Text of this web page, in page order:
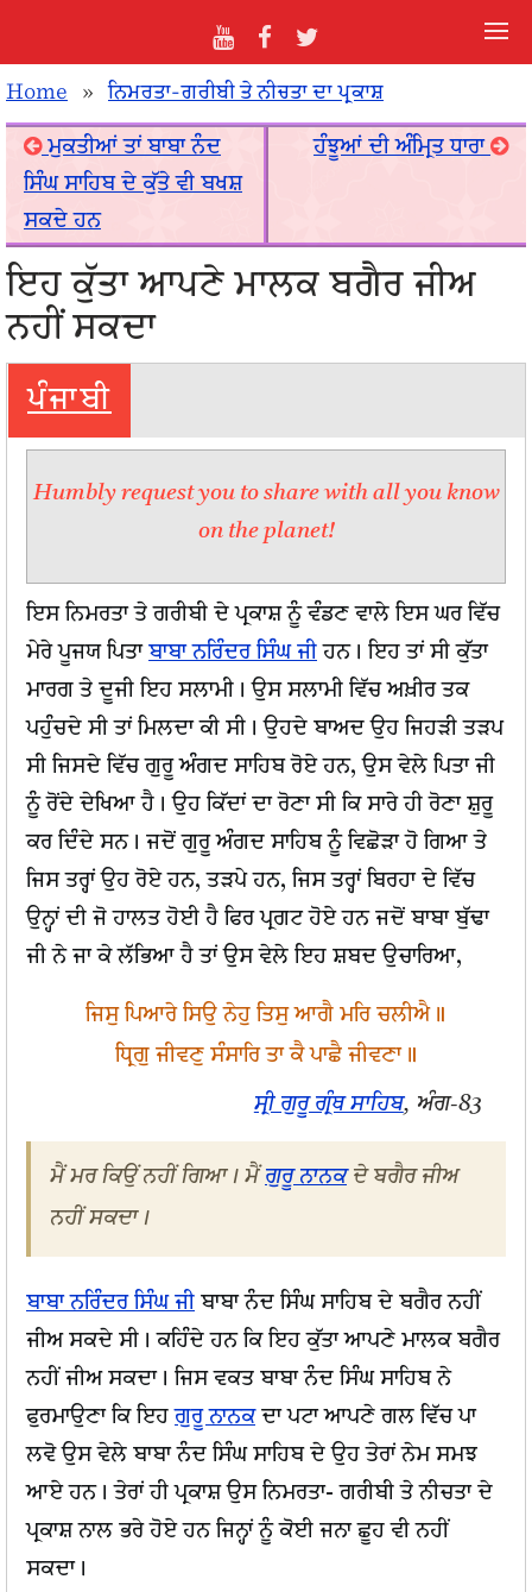
Home »ਨਿਮਰਤਾ-ਗਰੀਬੀ ਤੇ ਨੀਚਤਾ ਦਾ ਪ੍ਰਕਾਸ਼
ਮੁਕਤੀਆਂ ਤਾਂ ਬਾਬਾ ਨੰਦ
ਸਿੰਘ ਸਾਹਿਬ ਦੇ ਕੁੱਤੇ ਵੀ ਬਖਸ਼
ਸਕਦੇ ਹਨ
ਹੰਝੂਆਂ ਦੀ ਅੰਮ੍ਰਿਤ ਧਾਰਾ
ਇਹ ਕੁੱਤਾ ਆਪਣੇ ਮਾਲਕ ਬਗੈਰ ਜੀਅ
ਨਹੀਂ ਸਕਦਾ
ਪੰਜਾਬੀ
Humbly request you to share with all you know
on the planet!
ਇਸ ਨਿਮਰਤਾ ਤੇ ਗਰੀਬੀ ਦੇ ਪ੍ਰਕਾਸ਼ ਨੂੰ ਵੰਡਣ ਵਾਲੇ ਇਸ ਘਰ ਵਿੱਚ
ਮੇਰੇ ਪੂਜਯ ਪਿਤਾ ਬਾਬਾ ਨਰਿੰਦਰ ਸਿੰਘ ਜੀ ਹਨ। ਇਹ ਤਾਂ ਸੀ ਕੁੱਤਾ
ਮਾਰਗ ਤੇ ਦੂਜੀ ਇਹ ਸਲਾਮੀ।
ਉਸ ਸਲਾਮੀ ਵਿੱਚ ਅਖ਼ੀਰ ਤਕ
ਪਹੁੰਚਦੇ ਸੀ ਤਾਂ ਮਿਲਦਾ ਕੀ ਸੀ। ਉਹਦੇ ਬਾਅਦ ਉਹ ਜਿਹੜੀ ਤੜਪ
ਸੀ ਜਿਸਦੇ ਵਿੱਚ ਗੁਰੂ ਅੰਗਦ ਸਾਹਿਬ ਰੋਏ ਹਨ, ਉਸ ਵੇਲੇ ਪਿਤਾ ਜੀ
ਨੂੰ ਰੋਂਦੇ ਦੇਖਿਆ ਹੈ। ਉਹ ਕਿੱਦਾਂ ਦਾ ਰੋਣਾ ਸੀ ਕਿ ਸਾਰੇ ਹੀ ਰੋਣਾ ਸ਼ੁਰੂ
ਕਰ ਦਿੰਦੇ ਸਨ। ਜਦੋਂ ਗੁਰੂ ਅੰਗਦ ਸਾਹਿਬ ਨੂੰ ਵਿਛੋੜਾ ਹੋ ਗਿਆ ਤੇ
ਜਿਸ ਤਰ੍ਹਾਂ ਉਹ ਰੋਏ ਹਨ, ਤੜਪੇ ਹਨ, ਜਿਸ ਤਰ੍ਹਾਂ ਬਿਰਹਾ ਦੇ ਵਿੱਚ
ਉਨ੍ਹਾਂ ਦੀ ਜੋ ਹਾਲਤ ਹੋਈ ਹੈ ਫਿਰ ਪ੍ਰਗਟ ਹੋਏ ਹਨ ਜਦੋਂ ਬਾਬਾ ਬੁੱਢਾ
ਜੀ ਨੇ ਜਾ ਕੇ ਲੱਭਿਆ ਹੈ ਤਾਂ ਉਸ ਵੇਲੇ ਇਹ ਸ਼ਬਦ ਉਚਾਰਿਆ,
ਜਿਸੁ ਪਿਆਰੇ ਸਿਉ ਨੇਹੁ ਤਿਸੁ ਆਗੈ ਮਰਿ ਚਲੀਐ॥
ਧ੍ਰਿਗੁ ਜੀਵਣੁ ਸੰਸਾਰਿ ਤਾ ਕੈ ਪਾਛੈ ਜੀਵਣਾ॥
ਸ੍ਰੀ ਗੁਰੂ ਗ੍ਰੰਥ ਸਾਹਿਬ, ਅੰਗ-83
ਮੈਂ ਮਰ ਕਿਉਂ ਨਹੀਂ ਗਿਆ। ਮੈਂ ਗੁਰੂ ਨਾਨਕਦੇ ਬਗੈਰ ਜੀਅ
ਨਹੀਂ ਸਕਦਾ।
ਬਾਬਾ ਨਰਿੰਦਰ ਸਿੰਘ ਜੀ ਬਾਬਾ ਨੰਦ ਸਿੰਘ ਸਾਹਿਬ ਦੇ ਬਗੈਰ ਨਹੀਂ
ਜੀਅ ਸਕਦੇ ਸੀ। ਕਹਿੰਦੇ ਹਨ ਕਿ ਇਹ ਕੁੱਤਾ ਆਪਣੇ ਮਾਲਕ ਬਗੈਰ
ਨਹੀਂ ਜੀਅ ਸਕਦਾ। ਜਿਸ ਵਕਤ ਬਾਬਾ ਨੰਦ ਸਿੰਘ ਸਾਹਿਬ ਨੇ
ਫੁਰਮਾਉਣਾ ਕਿ ਇਹਗੁਰੂ ਨਾਨਕਦਾ ਪਟਾ ਆਪਣੇ ਗਲ ਵਿੱਚ ਪਾ
ਲਵੋ ਉਸ ਵੇਲੇ ਬਾਬਾ ਨੰਦ ਸਿੰਘ ਸਾਹਿਬ ਦੇ ਉਹ ਤੇਰਾਂ ਨੇਮ ਸਮਝ
ਆਏ ਹਨ। ਤੇਰਾਂ ਹੀ ਪ੍ਰਕਾਸ਼ ਉਸ ਨਿਮਰਤਾ- ਗਰੀਬੀ ਤੇ ਨੀਚਤਾ ਦੇ
ਪ੍ਰਕਾਸ਼ ਨਾਲ ਭਰੇ ਹੋਏ ਹਨ ਜਿਨ੍ਹਾਂ ਨੂੰ ਕੋਈ ਜਨਾ ਛੂਹ ਵੀ ਨਹੀਂ
ਸਕਦਾ।